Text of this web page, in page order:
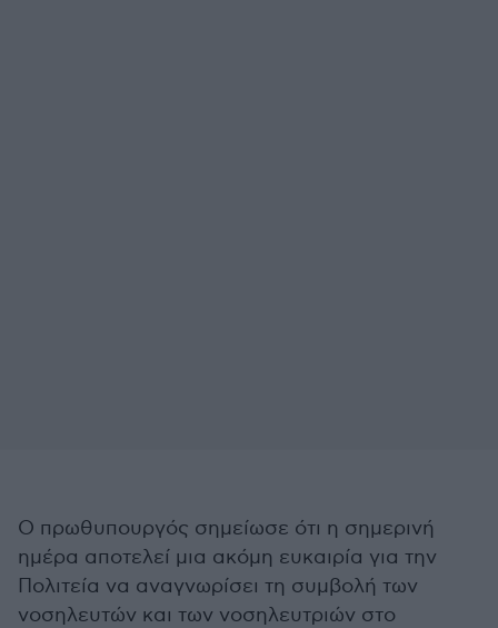
Ο πρωθυπουργός σημείωσε ότι η σημερινή
ημέρα αποτελεί μια ακόμη ευκαιρία για την
Πολιτεία να αναγνωρίσει τη συμβολή των
νοσηλευτών και των νοσηλευτριών στο